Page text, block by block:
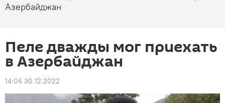
Азербайджан
Пеле дважды мог приехать
в Азербайджан
14:06 30.12.2022